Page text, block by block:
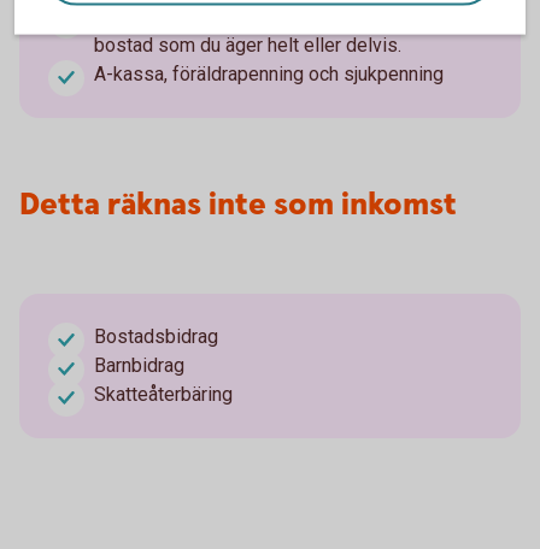
bostad som du äger helt eller delvis.
A-kassa, föräldrapenning och sjukpenning
Detta räknas inte som inkomst
Bostadsbidrag
Barnbidrag
Skatteåterbäring